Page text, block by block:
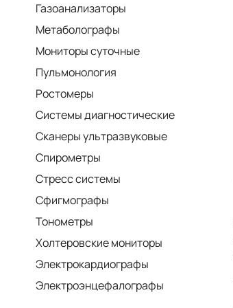
Газоанализаторы
Метаболографы
Мониторы суточные
Пульмонология
Ростомеры
Системы диагностические
Сканеры ультразвуковые
Спирометры
Стресс системы
Сфигмографы
Тонометры
Холтеровские мониторы
Электрокардиографы
Электроэнцефалографы